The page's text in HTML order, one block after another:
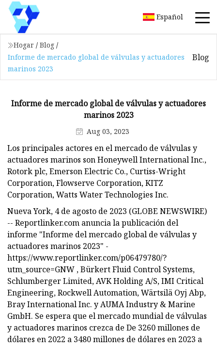
Español
Hogar / Blog /
Informe de mercado global de válvulas y actuadores
marinos 2023
Blog
Informe de mercado global de válvulas y actuadores
marinos 2023
Aug 03, 2023
Los principales actores en el mercado de válvulas y
actuadores marinos son Honeywell International Inc.,
Rotork plc, Emerson Electric Co., Curtiss-Wright
Corporation, Flowserve Corporation, KITZ
Corporation, Watts Water Technologies Inc.
Nueva York, 4 de agosto de 2023 (GLOBE NEWSWIRE)
-- Reportlinker.com anuncia la publicación del
informe "Informe del mercado global de válvulas y
actuadores marinos 2023" -
https://www.reportlinker.com/p06479780/?
utm_source=GNW , Bürkert Fluid Control Systems,
Schlumberger Limited, AVK Holding A/S, IMI Critical
Engineering, Rockwell Automation, Wärtsilä Oyj Abp,
Bray International Inc. y AUMA Industry & Marine
GmbH. Se espera que el mercado mundial de válvulas
y actuadores marinos crezca de De 3260 millones de
dólares en 2022 a 3480 millones de dólares en 2023 a